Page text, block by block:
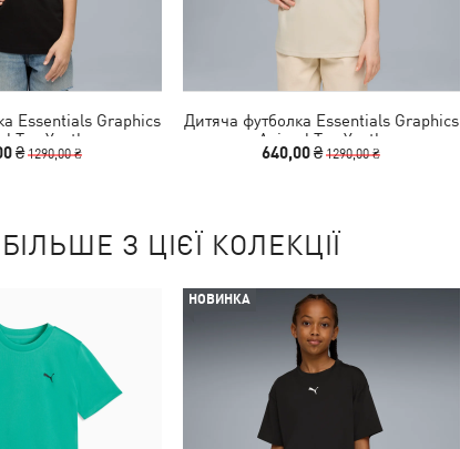
Essentials Graphics
Tee Youth
₴1290,00 ₴
Дитяча футболка Essentials Graphics
Animal Tee Youth
640,00 ₴1290,00 ₴
БІЛЬШЕ З ЦІЄЇ КОЛЕКЦІЇ
НОВИНКА